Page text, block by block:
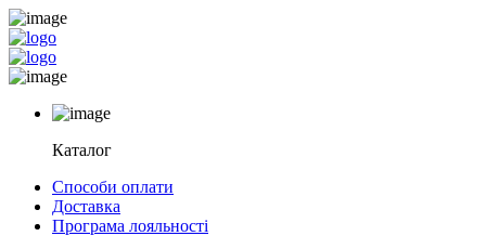
Каталог
Способи оплати
Доставка
Програма лояльності